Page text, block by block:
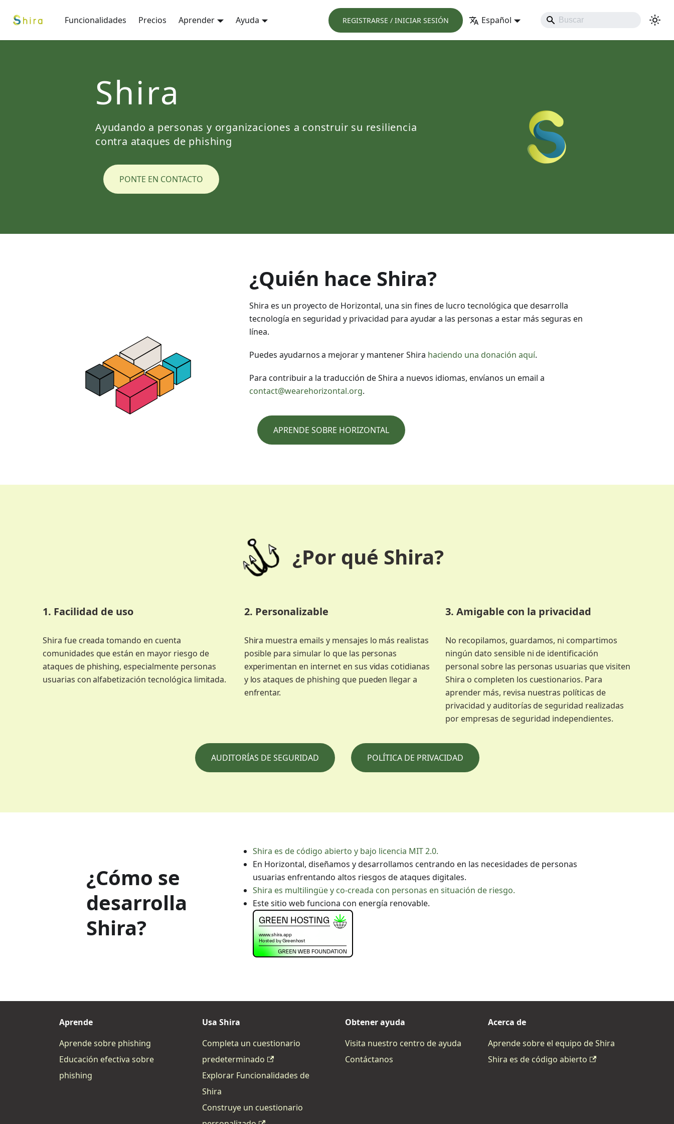
Funcionalidades Precios Aprender Ayuda REGISTRARSE / INICIAR SESIÓN Español
Shira
Ayudando a personas y organizaciones a construir su resiliencia
contra ataques de phishing
PONTE EN CONTACTO
¿Quién hace Shira?
Shira es un proyecto de Horizontal, una sin fines de lucro tecnológica que desarrolla
tecnología en seguridad y privacidad para ayudar a las personas a estar más seguras en
línea.
Puedes ayudarnos a mejorar y mantener Shira haciendo una donación aquí.
Para contribuir a la traducción de Shira a nuevos idiomas, envíanos un email a
contact@wearehorizontal.org.
APRENDE SOBRE HORIZONTAL
¿Por qué Shira?
1. Facilidad de uso
Shira fue creada tomando en cuenta
comunidades que están en mayor riesgo de
ataques de phishing, especialmente personas
usuarias con alfabetización tecnológica limitada.
2. Personalizable
Shira muestra emails y mensajes lo más realistas
posible para simular lo que las personas
experimentan en internet en sus vidas cotidianas
y los ataques de phishing que pueden llegar a
enfrentar.
3. Amigable con la privacidad
No recopilamos, guardamos, ni compartimos
ningún dato sensible ni de identificación
personal sobre las personas usuarias que visiten
Shira o completen los cuestionarios. Para
aprender más, revisa nuestras políticas de
privacidad y auditorías de seguridad realizadas
por empresas de seguridad independientes.
AUDITORÍAS DE SEGURIDAD POLÍTICA DE PRIVACIDAD
¿Cómo se
desarrolla
Shira?
Shira es de código abierto y bajo licencia MIT 2.0.
En Horizontal, diseñamos y desarrollamos centrando en las necesidades de personas
usuarias enfrentando altos riesgos de ataques digitales.
Shira es multilingüe y co-creada con personas en situación de riesgo.
Este sitio web funciona con energía renovable.
Aprende
Aprende sobre phishing
Educación efectiva sobre
phishing
Usa Shira
Completa un cuestionario
predeterminado
Explorar Funcionalidades de
Shira
Construye un cuestionario
Obtener ayuda
Visita nuestro centro de ayuda
Contáctanos
Acerca de
Aprende sobre el equipo de Shira
Shira es de código abierto